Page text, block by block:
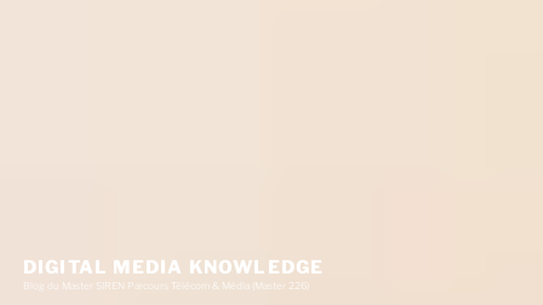
DIGITAL MEDIA KNOWLEDGE
Blog du Master SIREN Parcours Télécom & Média (Master 226)